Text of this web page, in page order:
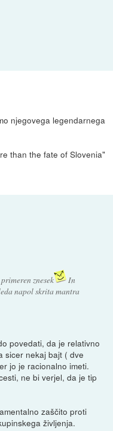
njegovega legendarnega
than the fate of Slovenia"
znesek
In
napol skrita mantra
povedati, da je relativno
sicer nekaj bajt ( dve
jo je racionalno imeti.
ne bi verjel, da je tip
zaščito proti
življenja.